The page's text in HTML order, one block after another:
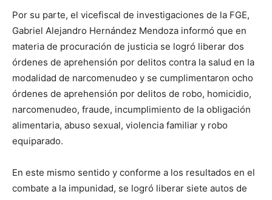
Por su parte, el vicefiscal de investigaciones de la FGE,
Gabriel Alejandro Hernández Mendoza informó que en
materia de procuración de justicia se logró liberar dos
órdenes de aprehensión por delitos contra la salud en la
modalidad de narcomenudeo y se cumplimentaron ocho
órdenes de aprehensión por delitos de robo, homicidio,
narcomenudeo, fraude, incumplimiento de la obligación
alimentaria, abuso sexual, violencia familiar y robo
equiparado.
En este mismo sentido y conforme a los resultados en el
combate a la impunidad, se logró liberar siete autos de